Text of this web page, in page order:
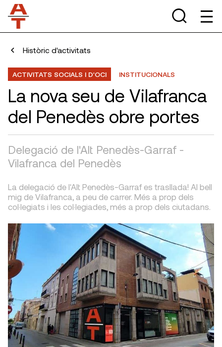
Històric d'activitats
ACTIVITATS SOCIALS I D'OCI INSTITUCIONALS
La nova seu de Vilafranca
del Penedès obre portes
Delegació de l'Alt Penedès-Garraf -
Vilafranca del Penedès
La delegació de l'Alt Penedès-Garraf es trasllada! Al bell
mig de Vilafranca, a peu de carrer. Més a prop dels
col·legiats i les col·legiades, més a prop dels ciutadans.